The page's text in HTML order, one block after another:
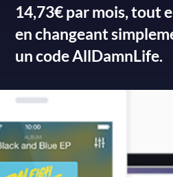
14,73€ par mois, tout
en changeant
un code AllDamnLife.